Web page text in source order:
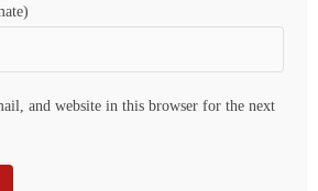
and website in this browser for the next